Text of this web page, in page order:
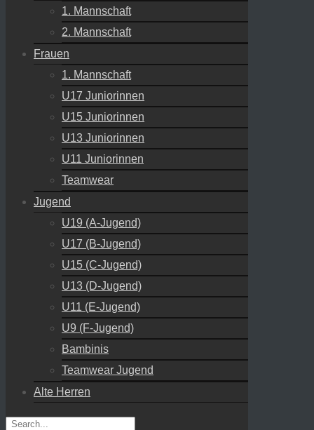
1. Mannschaft
2. Mannschaft
Frauen
1. Mannschaft
U17 Juniorinnen
U15 Juniorinnen
U13 Juniorinnen
U11 Juniorinnen
Teamwear
Jugend
U19 (A-Jugend)
U17 (B-Jugend)
U15 (C-Jugend)
U13 (D-Jugend)
U11 (E-Jugend)
U9 (F-Jugend)
Bambinis
Teamwear Jugend
Alte Herren